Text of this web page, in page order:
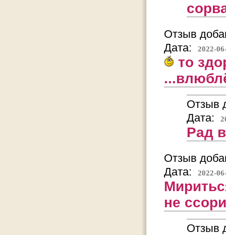
Отзыв
Дата:
2022-
то
Отзыв
Дата:
Рад
Отзыв
Дата:
2022-
не
Отзыв